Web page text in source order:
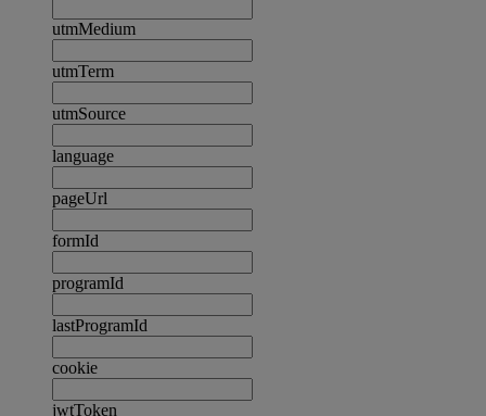
utmMedium
utmTerm
utmSource
language
pageUrl
formId
programId
lastProgramId
cookie
jwtToken